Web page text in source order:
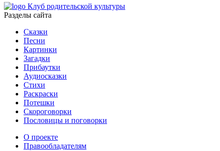
Клуб родительской культуры
Разделы сайта
Сказки
Песни
Картинки
Загадки
Прибаутки
Аудиосказки
Стихи
Раскраски
Потешки
Скороговорки
Пословицы и поговорки
О проекте
Правообладателям